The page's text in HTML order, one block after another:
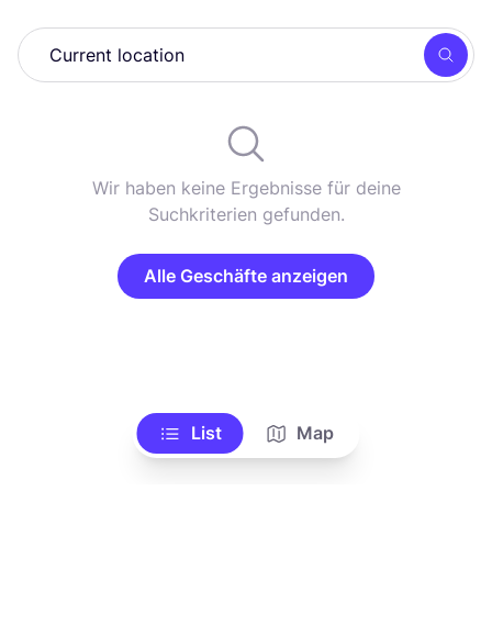
Wir haben keine Ergebnisse für deine
Suchkriterien gefunden.
Alle Geschäfte anzeigen
List Map